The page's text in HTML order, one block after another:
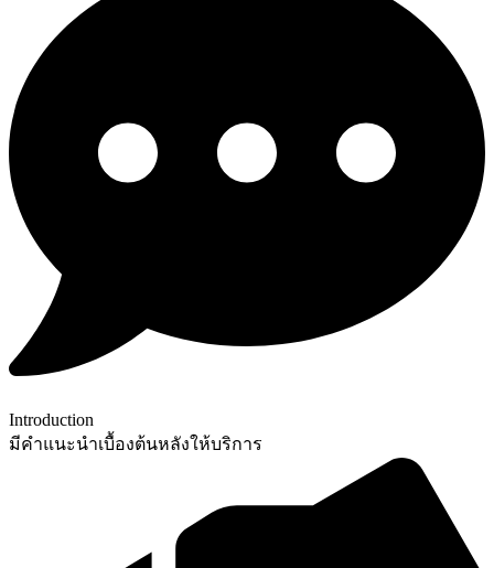
Introduction
มีคำแนะนำเบื้องต้นหลังให้บริการ